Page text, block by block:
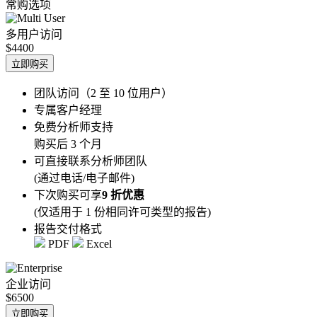
常购选项
多用户访问
$4400
立即购买
团队访问（2 至 10 位用户）
专属客户经理
免费分析师支持
购买后 3 个月
可直接联系分析师团队
(通过电话/电子邮件)
下次购买可享9 折优惠
(仅适用于 1 份相同许可类型的报告)
报告交付格式
PDF
Excel
企业访问
$6500
立即购买